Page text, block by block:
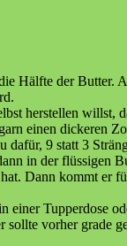
Hälfte der Butter.
herstellen willst,
einen dickeren
dafür, 9 statt 3
in der flüssigen
Dann kommt er
einer Tupperdose
sollte vorher grade